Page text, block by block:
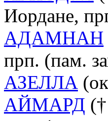
Иордане,
АДАМНАН
прп. (пам.
АЗЕЛЛА
АЙМАРД